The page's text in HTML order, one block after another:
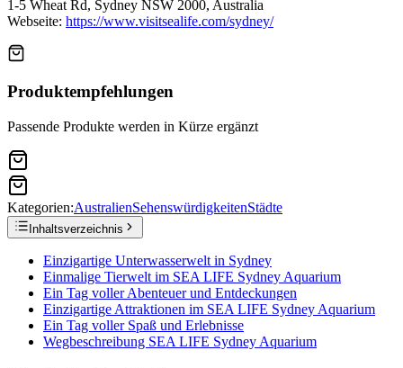
1-5 Wheat Rd, Sydney NSW 2000, Australia
Webseite: https://www.visitsealife.com/sydney/
Produktempfehlungen
Passende Produkte werden in Kürze ergänzt
Kategorien:AustralienSehenswürdigkeitenStädte
Inhaltsverzeichnis
Einzigartige Unterwasserwelt in Sydney
Einmalige Tierwelt im SEA LIFE Sydney Aquarium
Ein Tag voller Abenteuer und Entdeckungen
Einzigartige Attraktionen im SEA LIFE Sydney Aquarium
Ein Tag voller Spaß und Erlebnisse
Wegbeschreibung SEA LIFE Sydney Aquarium